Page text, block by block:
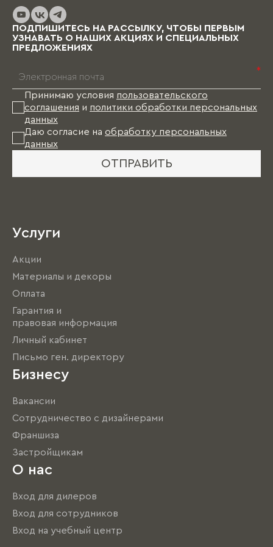
выбранных материалов и коллекции), и какое-
то время Вам в этом случае придется пожить
без мебели.
ПОДПИШИТЕСЬ НА РАССЫЛКУ, ЧТОБЫ ПЕРВЫМ
УЗНАВАТЬ О НАШИХ АКЦИЯХ И СПЕЦИАЛЬНЫХ
ПРЕДЛОЖЕНИЯХ
*
Принимаю условия пользовательского
соглашения и политики обработки персональных
данных
Даю согласие на обработку персональных
данных
ОТПРАВИТЬ
Услуги
Акции
Материалы и декоры
Оплата
Гарантия и
правовая информация
Личный кабинет
Письмо ген. директору
Бизнесу
Вакансии
Сотрудничество с дизайнерами
Франшиза
Застройщикам
О нас
Вход для дилеров
Вход для сотрудников
Вход на учебный центр